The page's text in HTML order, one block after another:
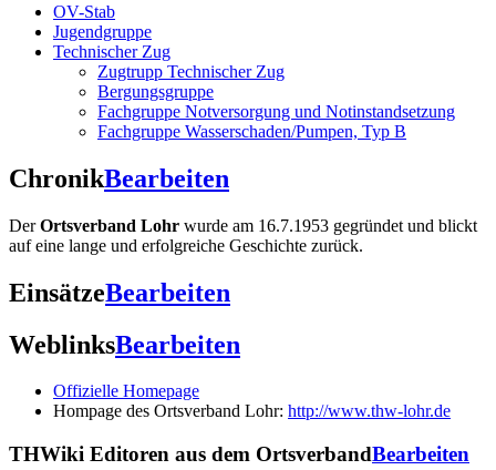
OV-Stab
Jugendgruppe
Technischer Zug
Zugtrupp Technischer Zug
Bergungsgruppe
Fachgruppe Notversorgung und Notinstandsetzung
Fachgruppe Wasserschaden/Pumpen, Typ B
ChronikBearbeiten
DerOrtsverband Lohr wurde am 16.7.1953 gegründet und blickt
auf eine lange und erfolgreiche Geschichte zurück.
EinsätzeBearbeiten
WeblinksBearbeiten
Offizielle Homepage
Hompage des Ortsverband Lohr: http://www.thw-lohr.de
THWiki Editoren aus dem OrtsverbandBearbeiten